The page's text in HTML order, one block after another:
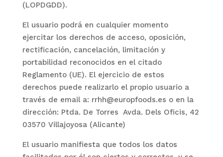
(LOPDGDD).
El usuario podrá en cualquier momento
ejercitar los derechos de acceso, oposición,
rectificación, cancelación, limitación y
portabilidad reconocidos en el citado
Reglamento (UE). El ejercicio de estos
derechos puede realizarlo el propio usuario a
través de email a: rrhh@europfoods.es o en la
dirección: Ptda. De Torres Avda. Dels Oficis, 42
03570 Villajoyosa (Alicante)
El usuario manifiesta que todos los datos